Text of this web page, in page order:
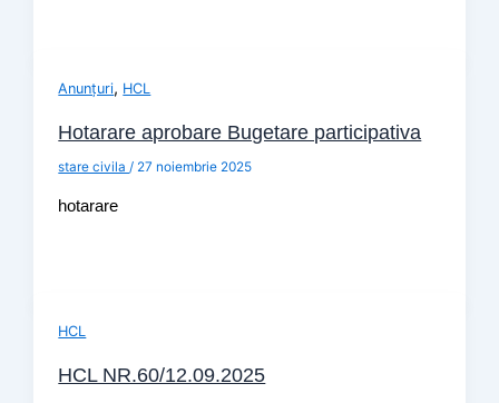
Anunțuri, HCL
Hotarare aprobare Bugetare participativa
stare civila/ 27 noiembrie 2025
hotarare
HCL
HCL NR.60/12.09.2025